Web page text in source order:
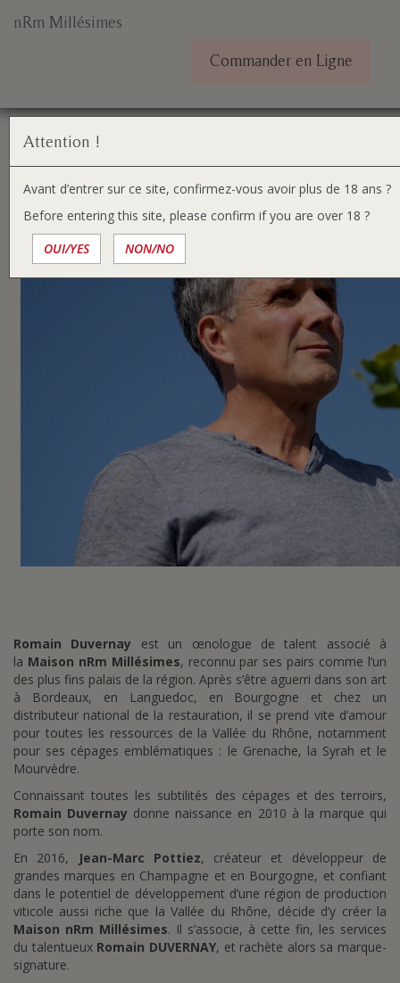
au
contenu
Commander en Ligne
nRm Millésimes
êtes
ici :
Romain Duvernay
Romain Duvernay est un œnologue de talent associé à
la Maison nRm Millésimes, reconnu par ses pairs comme l’un
des plus fins palais de la région. Après s’être aguerri dans son art
à Bordeaux, en Languedoc, en Bourgogne et chez un
distributeur national de la restauration, il se prend vite d’amour
pour toutes les ressources de la Vallée du Rhône, notamment
pour ses cépages emblématiques : le Grenache, la Syrah et le
Mourvèdre.
Connaissant toutes les subtilités des cépages et des terroirs,
Romain Duvernay donne naissance en 2010 à la marque qui
porte son nom.
En 2016,
Jean-Marc Pottiez, créateur et développeur de
grandes marques en Champagne et en Bourgogne, et confiant
dans le potentiel de développement d’une région de production
viticole aussi riche que la Vallée du Rhône, décide d’y créer la
Maison nRm Millésimes. Il s’associe, à cette fin, les services
du talentueux Romain DUVERNAY, et rachète alors sa marque-
signature.
Attention !
Avant d’entrer sur ce site, confirmez-vous avoir plus de 18 ans ?
Before entering this site, please confirm if you are over 18 ?
OUI/YES
NON/NO